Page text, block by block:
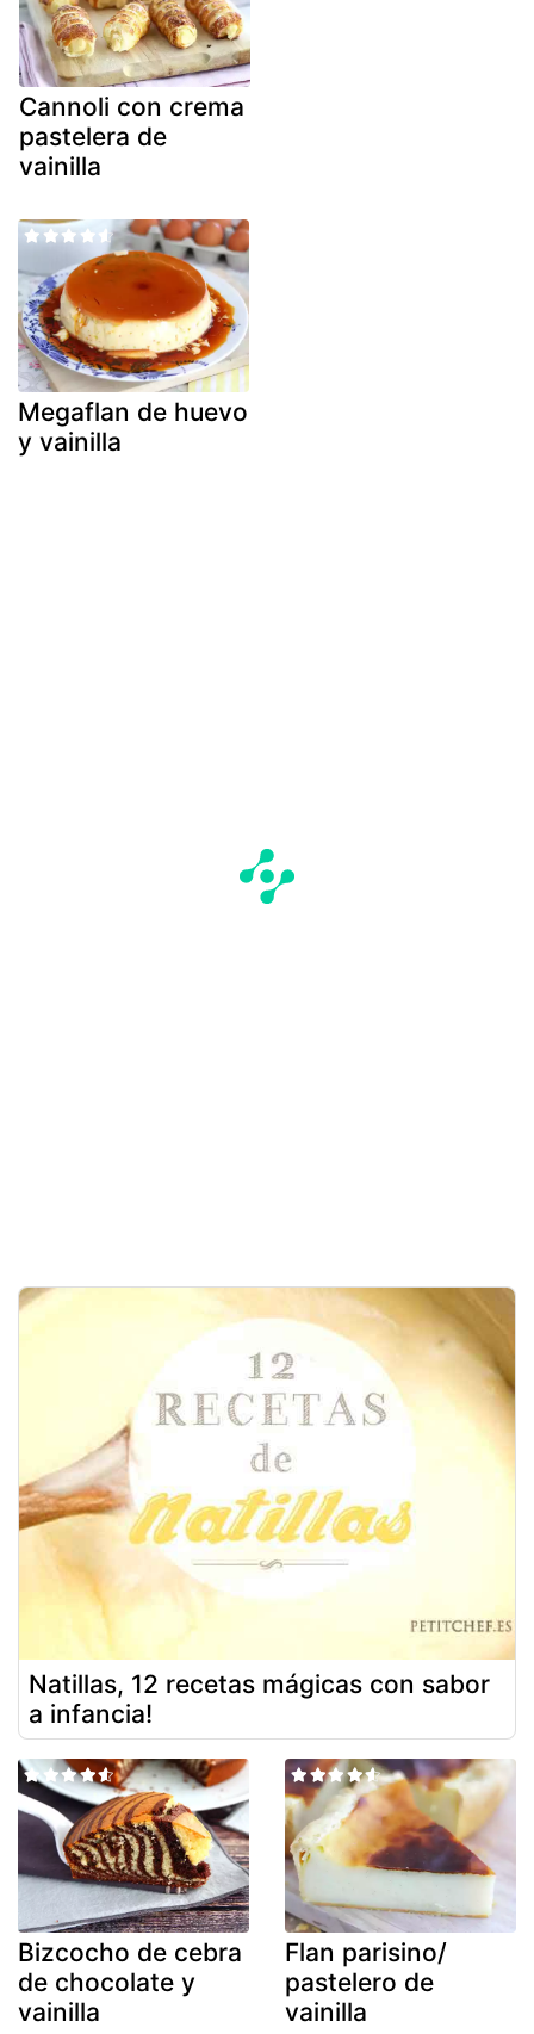
Cannoli con crema
pastelera de
vainilla
Megaflan de huevo
y vainilla
Natillas, 12 recetas mágicas con sabor
a infancia!
Bizcocho de cebra
de chocolate y
vainilla
Flan parisino/
pastelero de
vainilla